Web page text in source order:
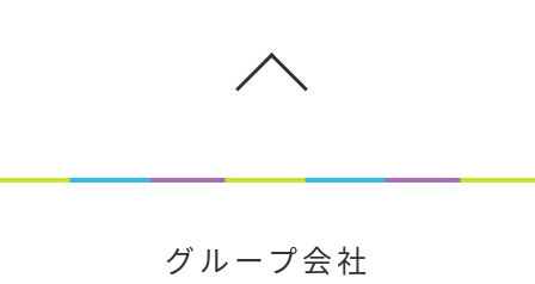
グループ会社